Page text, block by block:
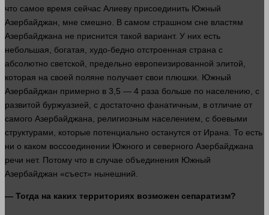
что самое время сейчас Алиеву присоединить Южный
Азербайджан, мне смешно. В самом страшном сне властям
Азербайджана не приснится такой вариант. У них есть
небольшая, богатая, худо-бедно отстроенная страна с
абсолютно светской, предельно европеизированной элитой,
которая на своей поляне получает свои плюшки. Южный
Азербайджан примерно в 3,5 — 4 раза больше по населению, с
развитой буржуазией, с достаточно фанатичным, в отличие от
самого Азербайджана, религиозным населением, с боевыми
структурами, которые потенциально останутся от Ирана. То есть
ни о каком воссоединении Южного и северного Азербайджана
речи нет. Потому что в случае объединения Южный
Азербайджан «съест» нынешний.
— Тогда на каких территориях возможен сепаратизм?